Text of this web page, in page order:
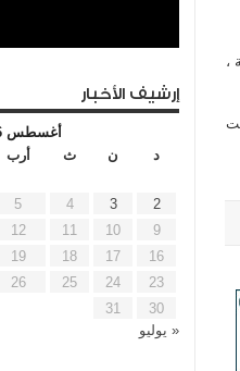
،
إرشيف الأخبار
أغسطس 2026
د
ن ث أرب
2
3
4
5
9
10
11
12
16
17
18
19
23
24
25
26
30
31
« يوليو